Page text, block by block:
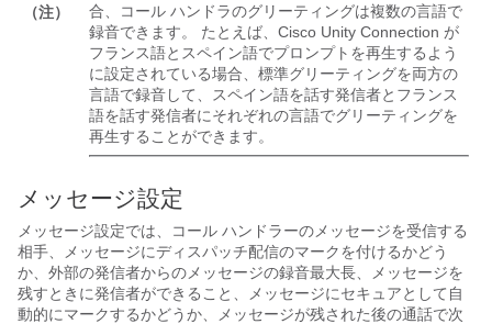
（注）
合、コール ハンドラのグリーティングは複数の言語で
録音できます。 たとえば、Cisco Unity Connection が
フランス語とスペイン語でプロンプトを再生するよう
に設定されている場合、標準グリーティングを両方の
言語で録音して、スペイン語を話す発信者とフランス
語を話す発信者にそれぞれの言語でグリーティングを
再生することができます。
メッセージ設定
メッセージ設定では、コール ハンドラーのメッセージを受信する
相手、メッセージにディスパッチ配信のマークを付けるかどう
か、外部の発信者からのメッセージの録音最大長、メッセージを
残すときに発信者ができること、メッセージにセキュアとして自
動的にマークするかどうか、メッセージが残された後の通話で次